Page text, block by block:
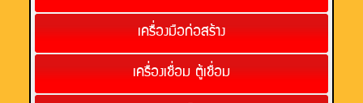
เครื่องมือก่อสร้าง
เครื่องเชื่อม ตู้เชื่อม